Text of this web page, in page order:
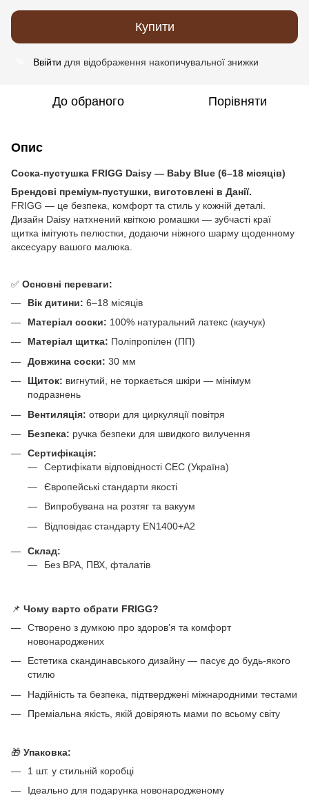
Купити
Ввійти для відображення накопичувальної знижки
До обраного Порівняти
Опис
Соска-пустушка FRIGG Daisy — Baby Blue (6–18 місяців)
Брендові преміум-пустушки, виготовлені в Данії.
FRIGG — це безпека, комфорт та стиль у кожній деталі.
Дизайн Daisy натхнений квіткою ромашки — зубчасті краї
щитка імітують пелюстки, додаючи ніжного шарму щоденному
аксесуару вашого малюка.
✅ Основні переваги:
Вік дитини: 6–18 місяців
Матеріал соски: 100% натуральний латекс (каучук)
Матеріал щитка: Поліпропілен (ПП)
Довжина соски: 30 мм
Щиток: вигнутий, не торкається шкіри — мінімум
подразнень
Вентиляція: отвори для циркуляції повітря
Безпека: ручка безпеки для швидкого вилучення
Сертифікація:
Сертифікати відповідності СЕС (Україна)
Європейські стандарти якості
Випробувана на розтяг та вакуум
Відповідає стандарту EN1400+A2
Склад:
Без BPA, ПВХ, фталатів
📌 Чому варто обрати FRIGG?
Створено з думкою про здоров’я та комфорт
новонароджених
Естетика скандинавського дизайну — пасує до будь-якого
стилю
Надійність та безпека, підтверджені міжнародними тестами
Преміальна якість, якій довіряють мами по всьому світу
🎁 Упаковка:
1 шт. у стильній коробці
Ідеально для подарунка новонародженому